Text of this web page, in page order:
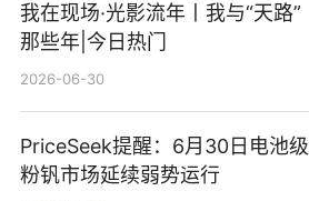
我在现场·光影流年丨我与“天路”
那些年|今日热门
2026-06-30
PriceSeek提醒：6月30日电池级
粉钒市场延续弱势运行